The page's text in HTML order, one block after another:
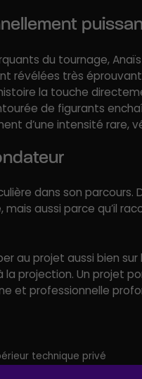
du tournage,
révélées très
la touche
de figurants
d’une intensité rare,
dans son parcours.
aussi parce qu’il
au projet aussi bien
la projection. Un projet
et professionnelle
technique privé